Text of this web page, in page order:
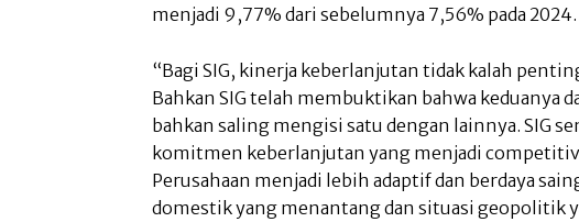
menjadi 9,77% dari sebelumnya 7,56% pada 2024.
“Bagi SIG, kinerja keberlanjutan tidak kalah
Bahkan SIG telah membuktikan bahwa keduanya
bahkan saling mengisi satu dengan lainnya. SIG
komitmen keberlanjutan yang menjadi
Perusahaan menjadi lebih adaptif dan berdaya
domestik yang menantang dan situasi geopolitik